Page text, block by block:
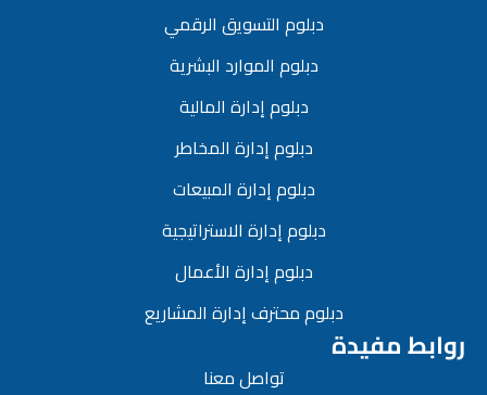
روابط مفيدة
تواصل معنا
دبلوم التسويق الرقمي
دبلوم الموارد البشرية
دبلوم إدارة المالية
دبلوم إدارة المخاطر
دبلوم إدارة المبيعات
دبلوم إدارة الاستراتيجية
دبلوم إدارة الأعمال
دبلوم محترف إدارة المشاريع